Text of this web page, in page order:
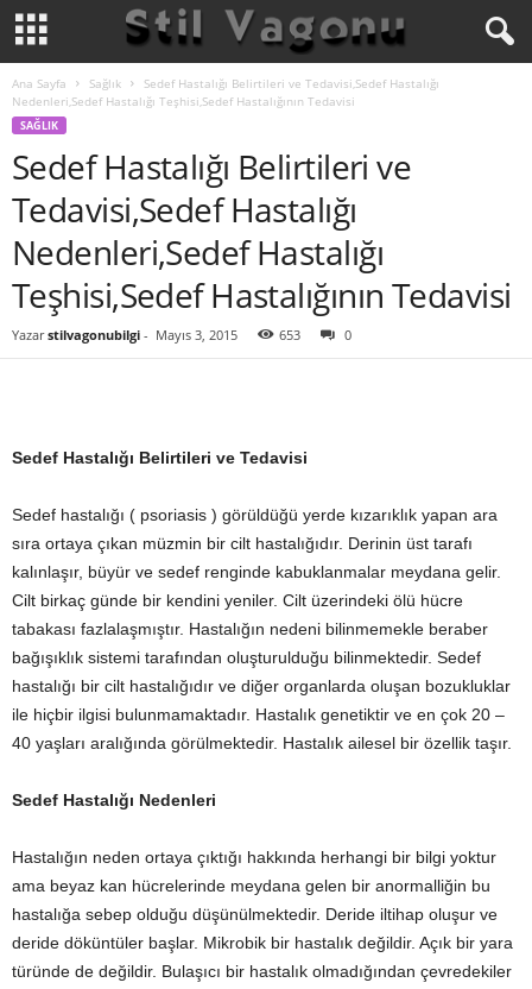
Ana Sayfa Sağlık
Sedef Hastalığı Belirtileri ve Tedavisi,Sedef Hastalığı
Nedenleri,Sedef Hastalığı Teşhisi,Sedef Hastalığının Tedavisi
SAĞLIK
Sedef Hastalığı Belirtileri ve
Tedavisi,Sedef Hastalığı
Nedenleri,Sedef Hastalığı
Teşhisi,Sedef Hastalığının Tedavisi
Yazar stilvagonubilgi - Mayıs 3, 2015 653 0
Sedef Hastalığı Belirtileri ve Tedavisi
Sedef hastalığı ( psoriasis ) görüldüğü yerde kızarıklık yapan ara
sıra ortaya çıkan müzmin bir cilt hastalığıdır. Derinin üst tarafı
kalınlaşır, büyür ve sedef renginde kabuklanmalar meydana gelir.
Cilt birkaç günde bir kendini yeniler. Cilt üzerindeki ölü hücre
tabakası fazlalaşmıştır. Hastalığın nedeni bilinmemekle beraber
bağışıklık sistemi tarafından oluşturulduğu bilinmektedir. Sedef
hastalığı bir cilt hastalığıdır ve diğer organlarda oluşan bozukluklar
ile hiçbir ilgisi bulunmamaktadır. Hastalık genetiktir ve en çok 20 –
40 yaşları aralığında görülmektedir. Hastalık ailesel bir özellik taşır.
Sedef Hastalığı Nedenleri
Hastalığın neden ortaya çıktığı hakkında herhangi bir bilgi yoktur
ama beyaz kan hücrelerinde meydana gelen bir anormalliğin bu
hastalığa sebep olduğu düşünülmektedir. Deride iltihap oluşur ve
deride döküntüler başlar. Mikrobik bir hastalık değildir. Açık bir yara
türünde de değildir. Bulaşıcı bir hastalık olmadığından çevredekiler